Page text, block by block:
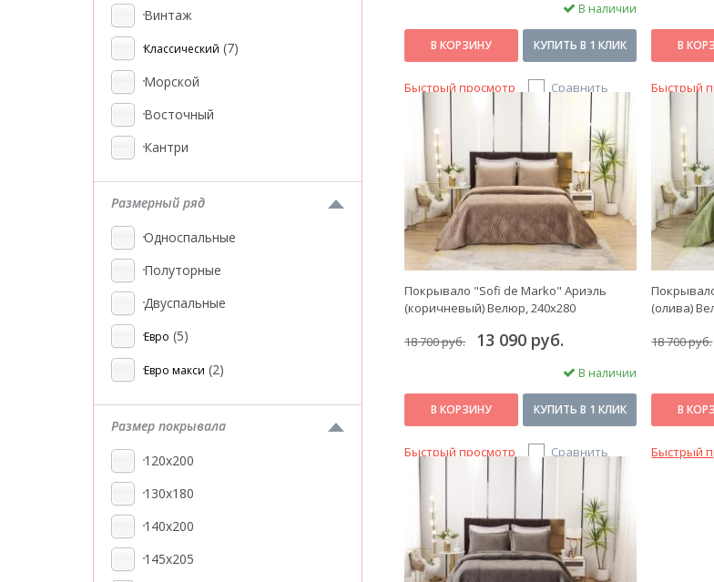
Винтаж
Классический (7)
Морской
Восточный
Кантри
Размерный ряд
Односпальные
Полуторные
Двуспальные
Евро (5)
Евро макси (2)
Размер покрывала
120x200
130x180
140x200
145x205
В наличии
В КОРЗИНУ КУПИТЬ В 1 КЛИК
Быстрый просмотр Сравнить
В
Быстрый
Покрывало "Sofi de Marko" Ариэль
(коричневый) Велюр, 240x280
18 700 руб. 13 090 руб.
В наличии
В КОРЗИНУ КУПИТЬ В 1 КЛИК
Быстрый просмотр Сравнить
(олива)
18 700 руб.
В
Быстрый